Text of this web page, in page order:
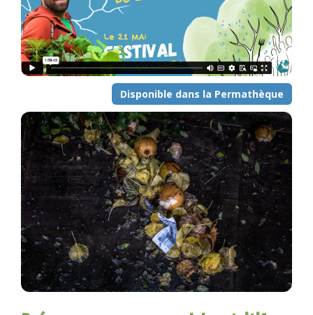
Disponible dans la Permathèque